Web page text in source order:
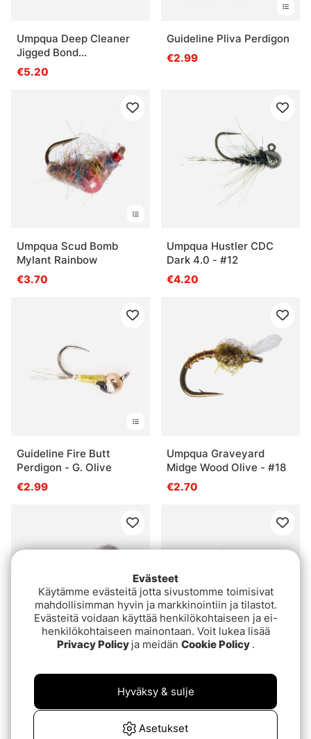
Umpqua Deep Cleaner
Jigged Bond
Coffee/Black - #8
€5.20
Guideline Pliva Perdigon
€2.99
Umpqua Scud Bomb
Mylant Rainbow
€3.70
Umpqua Hustler CDC
Dark 4.0 - #12
€4.20
Guideline Fire Butt
Perdigon - G. Olive
€2.99
Umpqua Graveyard
Midge Wood Olive - #18
€2.70
Chocolate
Perdigon - Olive
€2.99
Evästeet
Käytämme evästeitä jotta sivustomme toimisivat
mahdollisimman hyvin ja markkinointiin ja tilastot.
Evästeitä voidaan käyttää henkilökohtaiseen ja ei-
henkilökohtaiseen mainontaan. Voit lukea lisää
Privacy Policy ja meidän Cookie Policy .
Asetukset
Hyväksy & sulje